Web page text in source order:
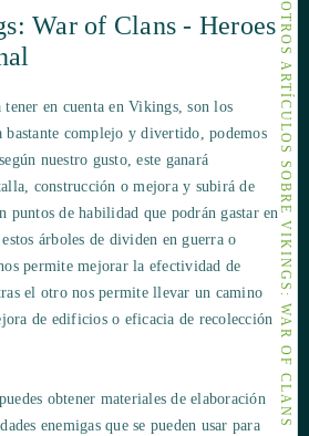
OTROS ARTÍCULOS SOBRE VIKINGS: WAR OF CLANS
War of Clans - Heroes
tener en cuenta en Vikings, son los
bastante complejo y divertido, podemos
nuestro gusto, este ganará
construcción o mejora y subirá de
puntos de habilidad que podrán gastar en
árboles de dividen en guerra o
permite mejorar la efectividad de
el otro nos permite llevar un camino
de edificios o eficacia de recolección
obtener materiales de elaboración
enemigas que se pueden usar para